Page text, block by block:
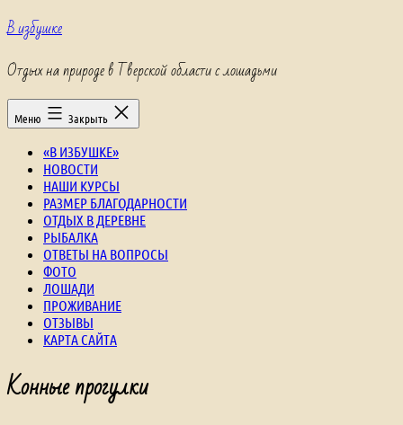
Перейти
к
В избушке
Отдых на природе в Тверской области с лошадьми
Меню Закрыть
«В ИЗБУШКЕ»
НОВОСТИ
НАШИ КУРСЫ
РАЗМЕР БЛАГОДАРНОСТИ
ОТДЫХ В ДЕРЕВНЕ
РЫБАЛКА
ОТВЕТЫ НА ВОПРОСЫ
ФОТО
ЛОШАДИ
ПРОЖИВАНИЕ
ОТЗЫВЫ
КАРТА САЙТА
Конные прогулки